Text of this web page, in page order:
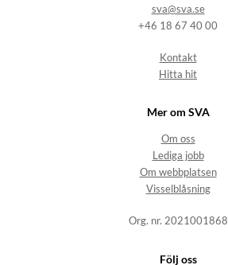
sva@sva.se
+46 18 67 40 00
Kontakt
Hitta hit
Mer om SVA
Om oss
Lediga jobb
Om webbplatsen
Visselblåsning
Org. nr. 2021001868
Följ oss